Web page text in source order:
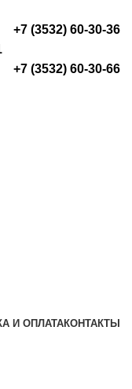
+7 (3532) 60-30-36
+7 (3532) 60-30-66
И ОПЛАТАКОНТАКТЫ